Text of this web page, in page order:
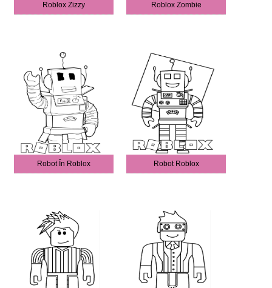
Roblox Zizzy Roblox Zombie
Robot În Roblox Robot Roblox